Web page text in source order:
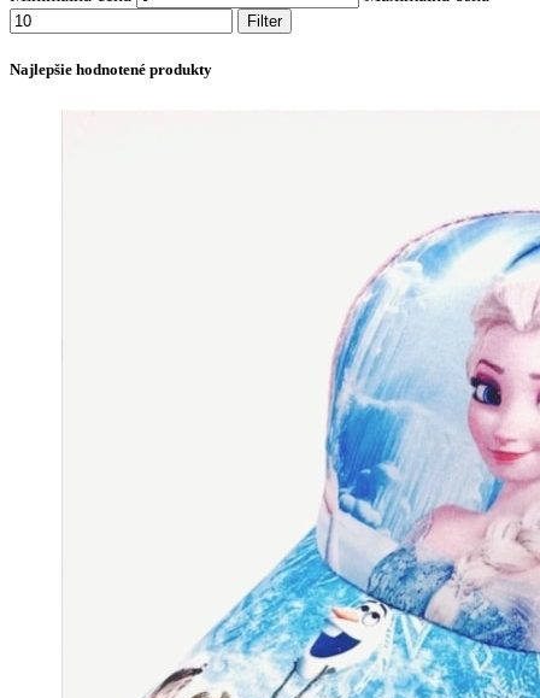
Filter
Najlepšie hodnotené produkty